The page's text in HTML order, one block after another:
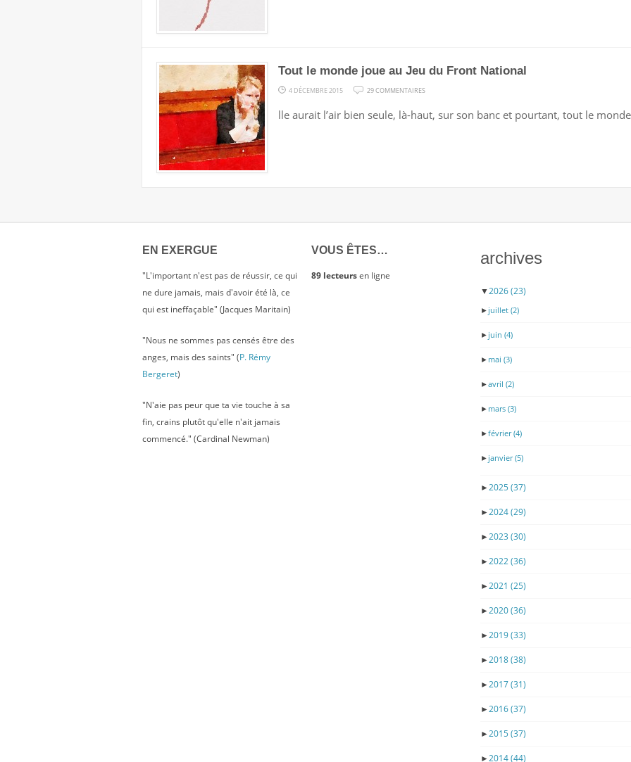
Tout le monde joue au Jeu du Front National
4 DÉCEMBRE 2015 29 COMMENTAIRES
LE
FRONT
lle aurait l’air bien seule, là-haut, sur son banc et pourtant, tout le
EN EXERGUE
"L'important n'est pas de réussir, ce qui
ne dure jamais, mais d'avoir été là, ce
qui est ineffaçable" (Jacques Maritain)
"Nous ne sommes pas censés être des
anges, mais des saints" (P. Rémy
Bergeret)
"N'aie pas peur que ta vie touche à sa
fin, crains plutôt qu'elle n'ait jamais
commencé." (Cardinal Newman)
VOUS ÊTES…
89 lecteursen ligne
archives
▼2026(23)
► juillet (2)
► juin (4)
► mai (3)
►avril (2)
► mars (3)
►février(4)
► janvier(5)
►2025(37)
►2024(29)
►2023 (30)
►2022(36)
►2021 (25)
►2020(36)
►2019(33)
►2018(38)
►2017(31)
►2016(37)
►2015(37)
►2014(44)